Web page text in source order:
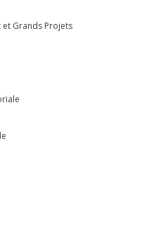
et Grands Projets